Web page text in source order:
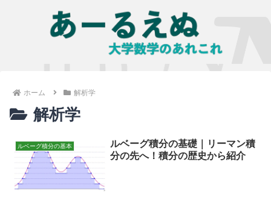
ホーム 解析学
解析学
ルベーグ積分の基本
ルベーグ積分の基礎｜リーマン積
分の先へ！積分の歴史から紹介